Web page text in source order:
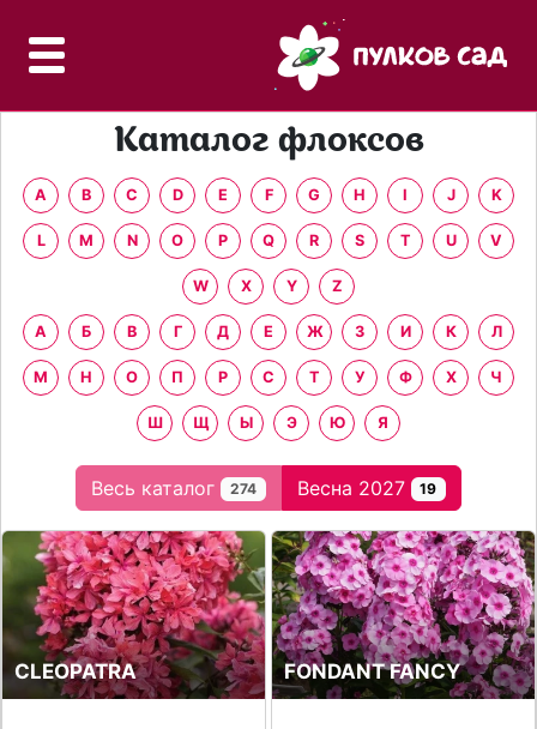
Каталог флоксов
A B C D E F G H I J K
L M N O P Q R S T U V
W X Y Z
А Б В Г Д Е Ж З И К Л
М Н О П Р С Т У Ф Х Ч
Ш Щ Ы Э Ю Я
Весь каталог 274 Весна 2027 19
CLEOPATRA FONDANT FANCY